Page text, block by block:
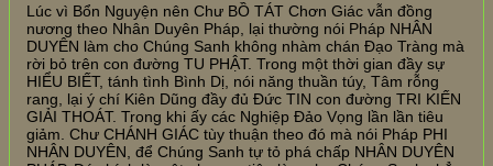
Lúc vì Bổn Nguyện nên Chư BỒ TÁT Chơn Giác vẫn đồng
nương theo Nhân Duyên Pháp, lại thường nói Pháp NHÂN
DUYÊN làm cho Chúng Sanh không nhàm chán Đạo Tràng mà
rời bỏ trên con đường TU PHẬT. Trong một thời gian đầy sự
HIỂU BIẾT, tánh tình Bình Dị, nói năng thuần túy, Tâm rỗng
rang, lại ý chí Kiên Dũng đầy đủ Đức TIN con đường TRI KIẾN
GIẢI THOÁT. Trong khi ấy các Nghiệp Đảo Vọng lần lần tiêu
giảm. Chư CHÁNH GIÁC tùy thuận theo đó mà nói Pháp PHI
NHÂN DUYÊN, để Chúng Sanh tự tỏ phá chấp NHÂN DUYÊN